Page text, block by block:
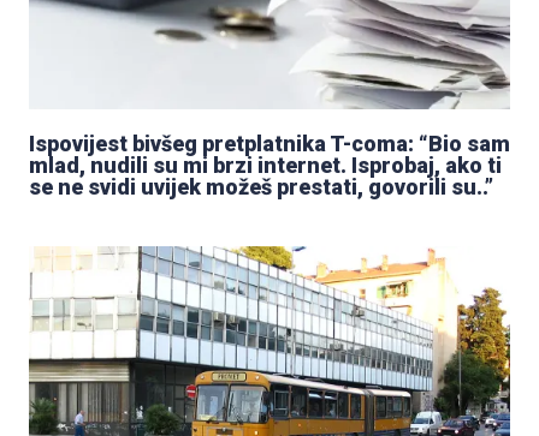
Ispovijest bivšeg pretplatnika T-coma: “Bio sam
mlad, nudili su mi brzi internet. Isprobaj, ako ti
se ne svidi uvijek možeš prestati, govorili su..”